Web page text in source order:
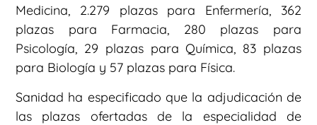
Medicina, 2.279 plazas para Enfermería, 362
plazas para Farmacia, 280 plazas para
Psicología, 29 plazas para Química, 83 plazas
para Biología y 57 plazas para Física.
Sanidad ha especificado que la adjudicación de
las plazas ofertadas de la especialidad de